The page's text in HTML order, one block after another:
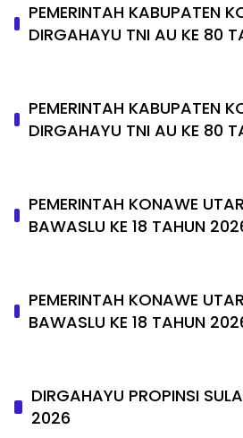
PEMERINTAH KABUPATEN
DIRGAHAYU TNI AU KE 80
PEMERINTAH KABUPATEN
DIRGAHAYU TNI AU KE 80
PEMERINTAH KONAWE
BAWASLU KE 18 TAHUN
PEMERINTAH KONAWE
BAWASLU KE 18 TAHUN
DIRGAHAYU PROPINSI
2026